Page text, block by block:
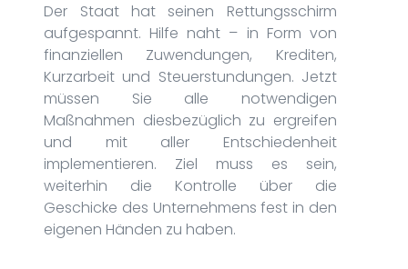
Der Staat hat seinen Rettungsschirm
aufgespannt. Hilfe naht – in Form von
finanziellen Zuwendungen, Krediten,
Kurzarbeit und Steuerstundungen. Jetzt
müssen Sie alle notwendigen
Maßnahmen diesbezüglich zu ergreifen
und mit aller Entschiedenheit
implementieren. Ziel muss es sein,
weiterhin die Kontrolle über die
Geschicke des Unternehmens fest in den
eigenen Händen zu haben.